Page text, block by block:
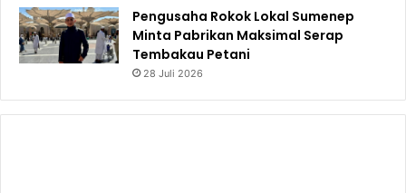
Pengusaha Rokok Lokal Sumenep
Minta Pabrikan Maksimal Serap
Tembakau Petani
28 Juli 2026